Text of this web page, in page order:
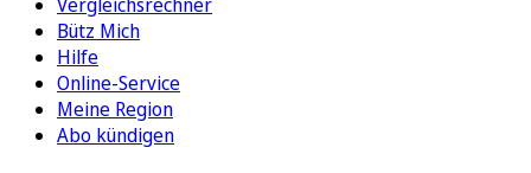
Bütz Mich
Hilfe
Online-Service
Meine Region
Abo kündigen